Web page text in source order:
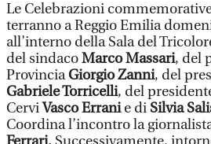
Le Celebrazioni
terranno a Reggio Emilia
all’interno della Sala del
del sindacoMarco Massari, del
ProvinciaGiorgio Zanni, del
Gabriele Torricelli, del
CerviVasco Erranie di Silvia
Coordina l’incontro la